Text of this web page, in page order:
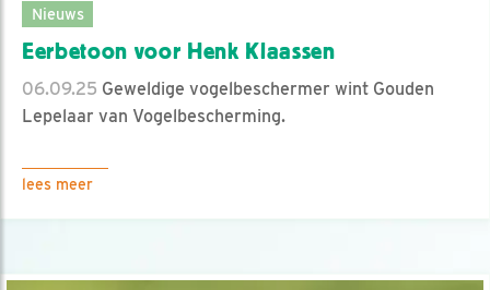
Nieuws
Eerbetoon voor Henk Klaassen
06.09.25 Geweldige vogelbeschermer wint Gouden
Lepelaar van Vogelbescherming.
lees meer